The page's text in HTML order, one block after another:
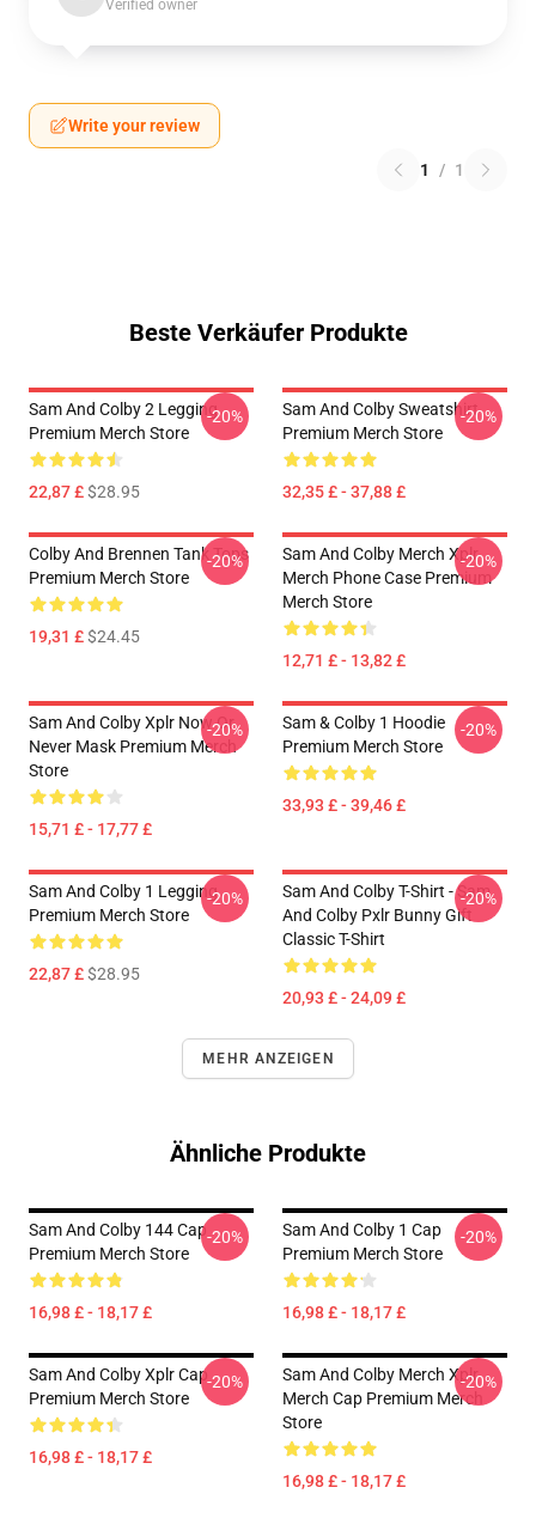
Verified owner
Write your review
1 / 1
Beste Verkäufer Produkte
Sam And Colby 2 Legging
Premium Merch Store
22,87 £$28.95
-20%
Sam And Colby Sweatshirt
Premium Merch Store
32,35 £ - 37,88 £
-20%
Colby And Brennen Tank Tops
Premium Merch Store
19,31 £$24.45
-20%
Sam And Colby Merch Xplr
Merch Phone Case Premium
Merch Store
12,71 £ - 13,82 £
-20%
Sam And Colby Xplr Now Or
Never Mask Premium Merch
Store
15,71 £ - 17,77 £
-20%
Sam & Colby 1 Hoodie
Premium Merch Store
33,93 £ - 39,46 £
-20%
Sam And Colby 1 Legging
Premium Merch Store
22,87 £$28.95
-20%
Sam And Colby T-Shirt - Sam
And Colby Pxlr Bunny Gift
Classic T-Shirt
20,93 £ - 24,09 £
-20%
MEHR ANZEIGEN
Ähnliche Produkte
Sam And Colby 144 Cap
Premium Merch Store
16,98 £ - 18,17 £
-20%
Sam And Colby 1 Cap
Premium Merch Store
16,98 £ - 18,17 £
-20%
Sam And Colby Xplr Cap
Premium Merch Store
16,98 £ - 18,17 £
-20%
Sam And Colby Merch Xplr
Merch Cap Premium Merch
Store
16,98 £ - 18,17 £
-20%